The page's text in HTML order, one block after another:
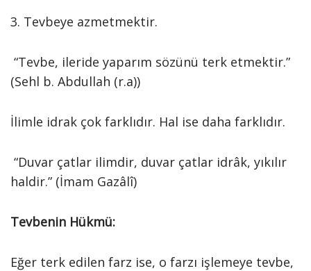
3. Tevbeye azmetmektir.
“Tevbe, ileride yaparım sözünü terk etmektir.”
(Sehl b. Abdullah (r.a))
İlimle idrak çok farklıdır. Hal ise daha farklıdır.
“Duvar çatlar ilimdir, duvar çatlar idrâk, yıkılır
haldir.” (İmam Gazâlî)
Tevbenin Hükmü:
Eğer terk edilen farz ise, o farzı işlemeye tevbe,